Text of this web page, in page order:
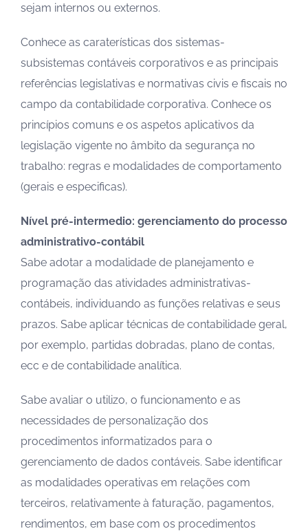
sejam internos ou externos.
Conhece as caraterísticas dos sistemas-
subsistemas contáveis corporativos e as principais
referências legislativas e normativas civis e fiscais no
campo da contabilidade corporativa. Conhece os
princípios comuns e os aspetos aplicativos da
legislação vigente no âmbito da segurança no
trabalho: regras e modalidades de comportamento
(gerais e especificas).
Nível pré-intermedio: gerenciamento do processo
administrativo-contábil
Sabe adotar a modalidade de planejamento e
programação das atividades administrativas-
contábeis, individuando as funções relativas e seus
prazos. Sabe aplicar técnicas de contabilidade geral,
por exemplo, partidas dobradas, plano de contas,
ecc e de contabilidade analítica.
Sabe avaliar o utilizo, o funcionamento e as
necessidades de personalização dos
procedimentos informatizados para o
gerenciamento de dados contáveis. Sabe identificar
as modalidades operativas em relações com
terceiros, relativamente à faturação, pagamentos,
rendimentos, em base com os procedimentos